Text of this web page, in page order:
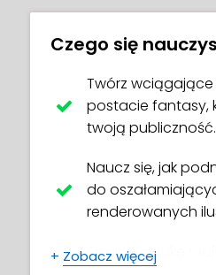
Czego się
Twórz
postacie fantasy,
twoją publiczność.
Naucz się, jak
do
renderowanych
Opanuj sztukę
+ Zobacz więcej